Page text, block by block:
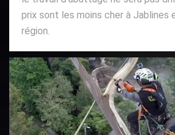
prix sont les moins cher à Jablines
région.